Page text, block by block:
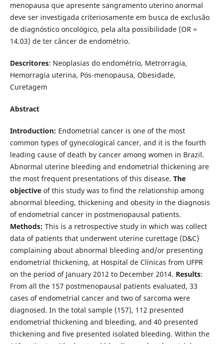
menopausa que apresente sangramento uterino anormal
deve ser investigada criteriosamente em busca de exclusão
de diagnóstico oncológico, pela alta possibilidade (OR =
14.03) de ter câncer de endométrio.
Descritores: Neoplasias do endométrio, Metrorragia,
Hemorragia uterina, Pós-menopausa, Obesidade,
Curetagem
Abstract
Introduction: Endometrial cancer is one of the most
common types of gynecological cancer, and it is the fourth
leading cause of death by cancer among women in Brazil.
Abnormal uterine bleeding and endometrial thickening are
the most frequent presentations of this disease. The
objectiveof this study was to find the relationship among
abnormal bleeding, thickening and obesity in the diagnosis
of endometrial cancer in postmenopausal patients.
Methods: This is a retrospective study in which was collect
data of patients that underwent uterine curettage (D&C)
complaining about abnormal bleeding and/or presenting
endometrial thickening, at Hospital de Clí­nicas from UFPR
on the period of January 2012 to December 2014. Results:
From all the 157 postmenopausal patients evaluated, 33
cases of endometrial cancer and two of sarcoma were
diagnosed. In the total sample (157), 112 presented
endometrial thickening and bleeding, and 40 presented
thickening and five presented isolated bleeding. Within the